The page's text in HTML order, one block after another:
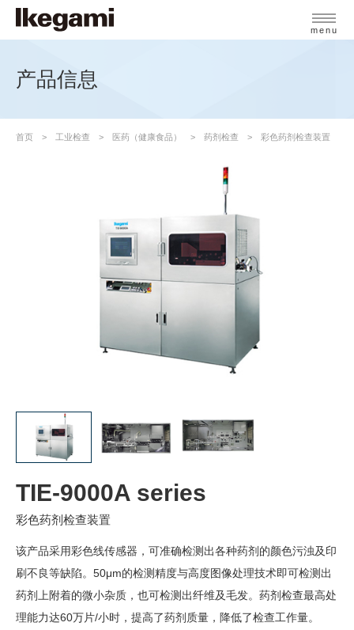
menu
产品信息
首页 工业检查 医药（健康食品） 药剂检查 彩色药剂检查装置
TIE-9000A series
彩色药剂检查装置
该产品采用彩色线传感器，可准确检测出各种药剂的颜色污浊及印
刷不良等缺陷。50μm的检测精度与高度图像处理技术即可检测出
药剂上附着的微小杂质，也可检测出纤维及毛发。药剂检查最高处
理能力达60万片/小时，提高了药剂质量，降低了检查工作量。